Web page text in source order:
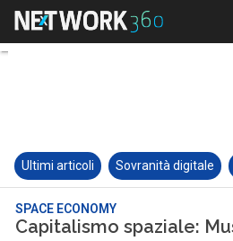
Ultimi articoli Sovranità digitale
SPACE ECONOMY
Capitalismo spaziale: